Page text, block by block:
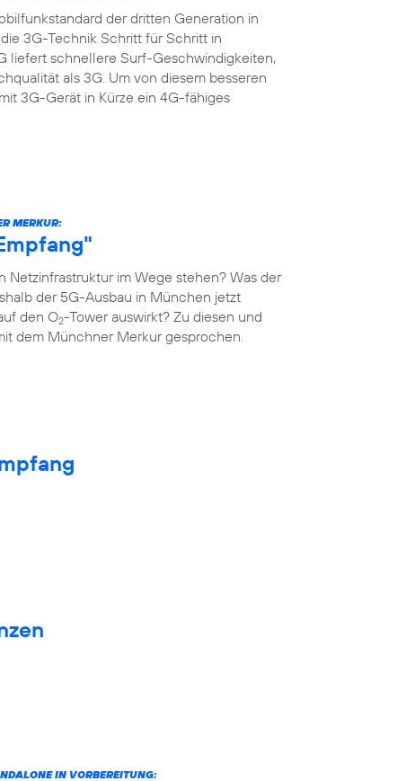
der dritten Generation in
3G-Technik Schritt für Schritt in
liefert schnellere Surf-Geschwindigkeiten,
als 3G. Um von diesem besseren
3G-Gerät in Kürze ein 4G-fähiges
MERKUR:
im Wege stehen? Was der
der 5G-Ausbau in München jetzt
den O2-Tower auswirkt? Zu diesen und
dem Münchner Merkur gesprochen.
IN VORBEREITUNG: